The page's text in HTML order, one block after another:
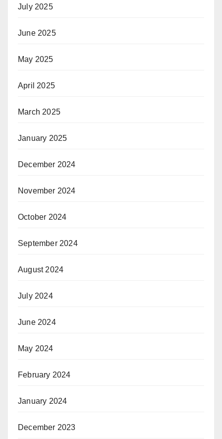
July 2025
June 2025
May 2025
April 2025
March 2025
January 2025
December 2024
November 2024
October 2024
September 2024
August 2024
July 2024
June 2024
May 2024
February 2024
January 2024
December 2023